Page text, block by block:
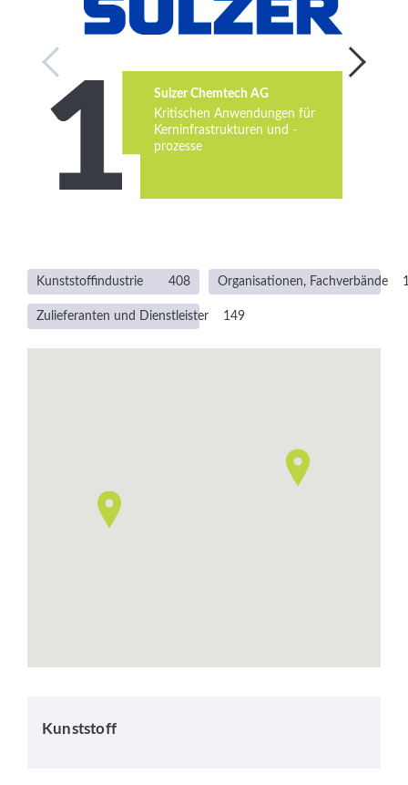
Sulzer Chemtech AG
Kritischen Anwendungen für
Kerninfrastrukturen und -
prozesse
Kunststoffindustrie 408 Organisationen, Fachverbände
Zulieferanten und Dienstleister 149
Kunststoff